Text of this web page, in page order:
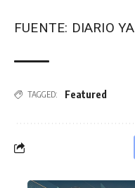
FUENTE: DIARIO YA
TAGGED: Featured